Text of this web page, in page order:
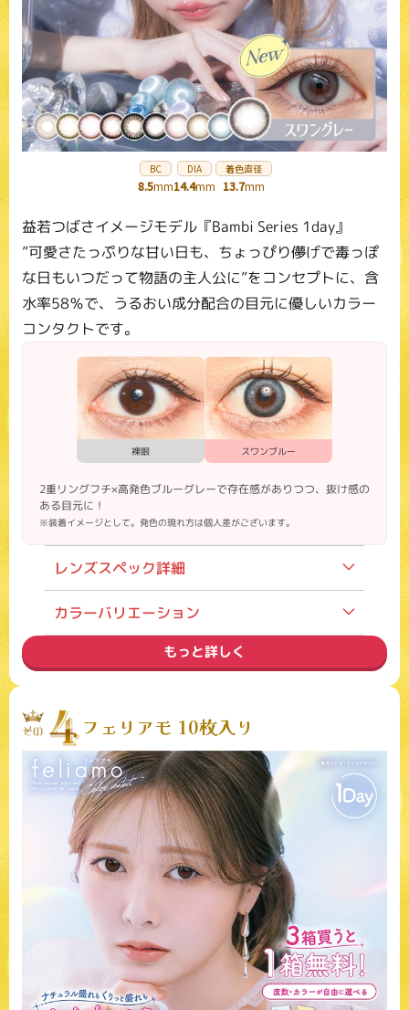
ご利用ありがとうございました。
次回のご利用をお待ちしております。
BC
8.5mm
DIA
14.4mm
着色直径
13.7mm
益若つばさイメージモデル『Bambi Series 1day』
”可愛さたっぷりな甘い日も、ちょっぴり儚げで毒っぽ
な日もいつだって物語の主人公に”をコンセプトに、含
水率58％で、うるおい成分配合の目元に優しいカラー
コンタクトです。
裸眼 スワンブルー
2重リングフチ×高発色ブルーグレーで存在感がありつつ、抜け感の
ある目元に！
※装着イメージとして。発色の現れ方は個人差がございます。
レンズスペック詳細
装用期間
1箱10枚入り
含水率
58%
主なカラー
スワンブルー・レモンヘーゼル・ロ
ーズベージュ
カラーバリエーション
もっと詳しく
フェリアモ 10枚入り